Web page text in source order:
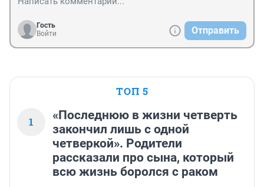
Гость
Войти
Отправить
ТОП 5
1
«Последнюю в жизни четверть
закончил лишь с одной
четверкой». Родители
рассказали про сына, который
всю жизнь боролся с раком